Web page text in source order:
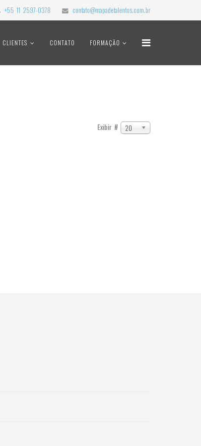
+55 11 2597-0378 contato@mapadetalentos.com.br
CLIENTES CONTATO FORMAÇÃO
Exibir # 20